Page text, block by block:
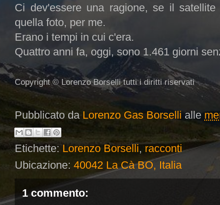
Ci dev'essere una ragione, se il
quella foto, per me.
Erano i tempi in cui c'era.
Quattro anni fa, oggi, sono 1.461 giorni
Copyright © Lorenzo Borselli tutti i diritti riservati
Pubblicato da Lorenzo Gas Borselli alle
Etichette:Lorenzo Borselli, racconti
Ubicazione: 40042 La Cà BO, Italia
1 commento: